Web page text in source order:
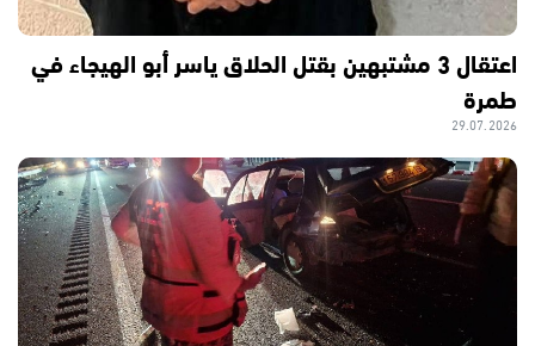
اعتقال 3 مشتبهين بقتل الحلاق ياسر أبو الهيجاء في
طمرة
29.07.2026